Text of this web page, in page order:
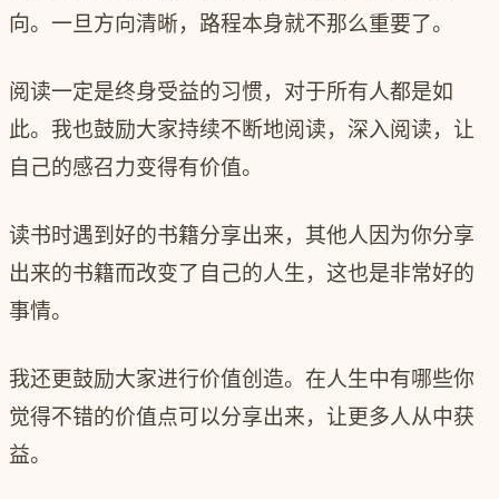
向。一旦方向清晰，路程本身就不那么重要了。
阅读一定是终身受益的习惯，对于所有人都是如
此。我也鼓励大家持续不断地阅读，深入阅读，让
自己的感召力变得有价值。
读书时遇到好的书籍分享出来，其他人因为你分享
出来的书籍而改变了自己的人生，这也是非常好的
事情。
我还更鼓励大家进行价值创造。在人生中有哪些你
觉得不错的价值点可以分享出来，让更多人从中获
益。